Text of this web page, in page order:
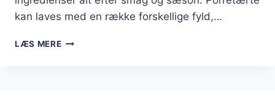
kan laves med en række forskellige fyld,…
LÆS MEREPORRETÆRTE